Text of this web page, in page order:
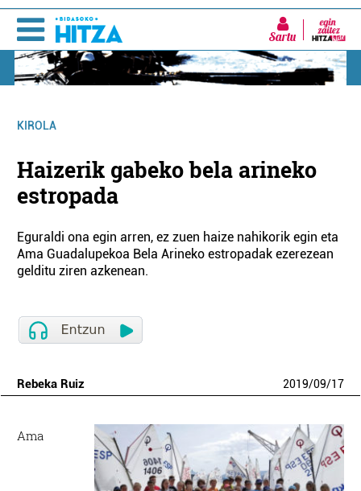
Sartu
KIROLA
Haizerik gabeko bela arineko
estropada
Eguraldi ona egin arren, ez zuen haize nahikorik egin eta
Ama Guadalupekoa Bela Arineko estropadak ezerezean
gelditu ziren azkenean.
Rebeka Ruiz 2019/09/17
Ama